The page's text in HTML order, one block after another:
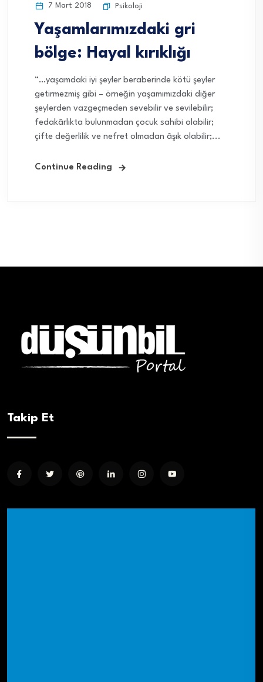
7 Mart 2018 Psikoloji
Yaşamlarımızdaki gri
bölge: Hayal kırıklığı
“…yaşamdaki iyi şeyler beraberinde kötü şeyler
getirmezmiş gibi – örneğin yaşamımızdaki diğer
şeylerden vazgeçmeden sevebilir ve sevilebilir;
fedakârlıkta bulunmadan çocuk sahibi olabilir;
çifte değerlilik ve nefret olmadan âşık olabilir;...
Continue Reading
Takip Et